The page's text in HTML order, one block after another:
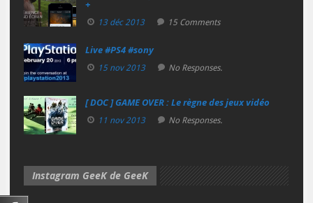
+
13 déc 2013 15 Comments
Live #PS4 #sony
15 nov 2013 No Responses.
[ DOC ] GAME OVER : Le règne des jeux vidéo
11 nov 2013 No Responses.
Instagram GeeK de GeeK